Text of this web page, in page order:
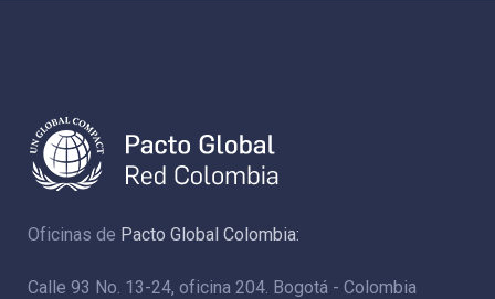
Oficinas de Pacto Global Colombia:
Calle 93 No. 13-24, oficina 204. Bogotá - Colombia